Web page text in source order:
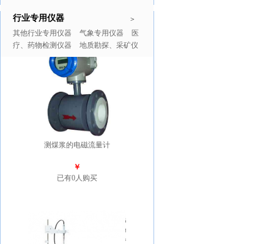
>
行业专用仪器
其他行业专用仪器 气象专用仪器
医
疗、药物检测仪器
地质勘探、采矿仪
推广商品 更多>>
测煤浆的电磁流量计
￥
已有0人购买